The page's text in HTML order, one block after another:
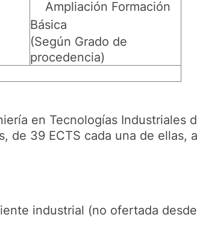
Ampliación Formación
Básica
(Según Grado de
procedencia)
en Tecnologías Industriales
de 39 ECTS cada una de ellas,
industrial (no ofertada